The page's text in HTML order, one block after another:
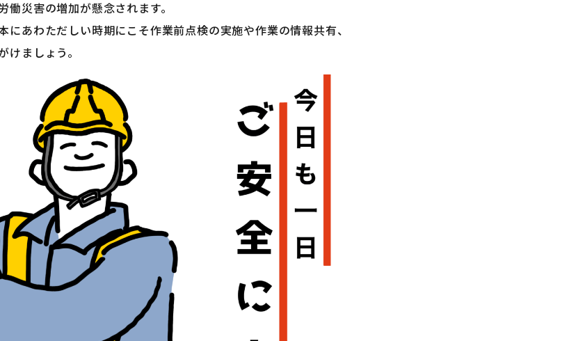
災害の増加が懸念されます。
にあわただしい時期にこそ作業前点検の実施や作業の情報共有、
ましょう。